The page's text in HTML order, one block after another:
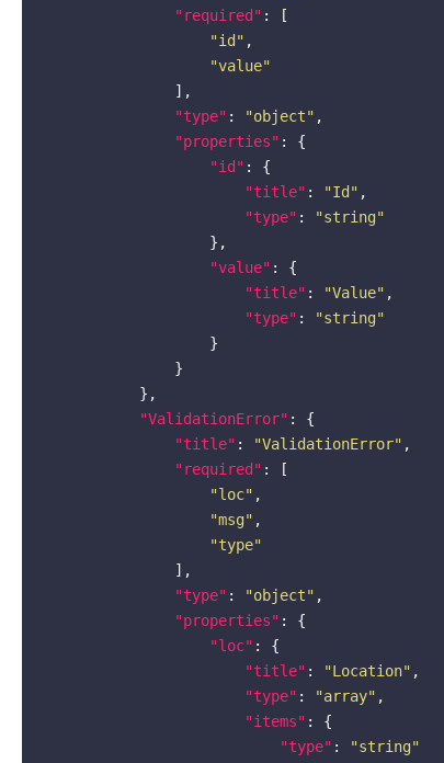
"required" : [
"id" ,
"value"
"type" : "object" ,
"properties" : {
"id" : {
"title" : "Id" ,
"type" :
"string"
"value" : {
"title" : "Value" ,
"type" :
"string"
"ValidationError" : {
"title" : "ValidationError" ,
"required" : [
"loc" ,
"msg" ,
"type"
"type" : "object" ,
"properties" : {
"loc" : {
"title" : "Location" ,
"type" : "array" ,
"items" : {
"type" : "string"